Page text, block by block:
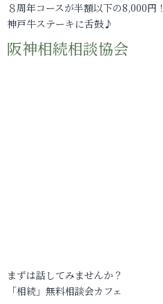
８周年コースが半額以下の8,000円！
神戸牛ステーキに舌鼓♪
阪神相続相談協会
まずは話してみませんか？
「相続」無料相談会カフェ